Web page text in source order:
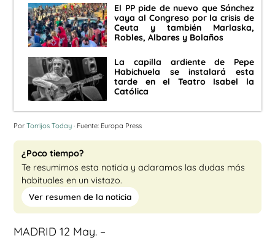
El PP pide de nuevo que Sánchez
vaya al Congreso por la crisis de
Ceuta y también Marlaska,
Robles, Albares y Bolaños
La capilla ardiente de Pepe
Habichuela se instalará esta
tarde en el Teatro Isabel la
Católica
Por Torrijos Today · Fuente: Europa Press
¿Poco tiempo?
Te resumimos esta noticia y aclaramos las dudas más
habituales en un vistazo.
Ver resumen de la noticia
MADRID 12 May. –